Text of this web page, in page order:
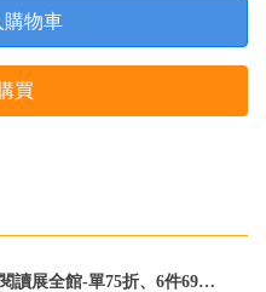
購物車
買
全館-單75折、6件69折～全館任選